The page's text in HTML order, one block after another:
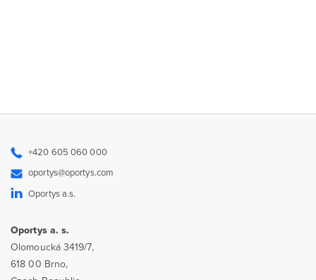
+420 605 060 000
oportys@oportys.com
Oportys a.s.
Oportys a. s.
Olomoucká 3419/7,
618 00 Brno,